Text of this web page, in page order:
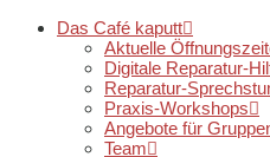
Das Café kaputt
Aktuelle
Digitale Reparatur-
Reparatur-
Praxis-Workshops
Angebote für
Team